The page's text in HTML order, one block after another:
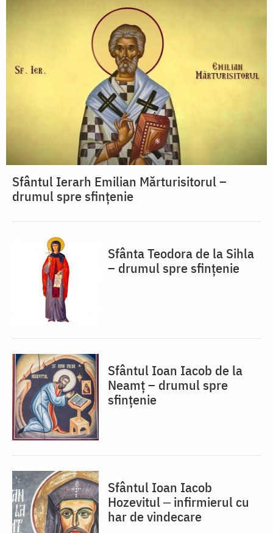
Sfântul Ierarh Emilian Mărturisitorul –
drumul spre sfințenie
Sfânta Teodora de la Sihla
– drumul spre sfințenie
Sfântul Ioan Iacob de la
Neamț – drumul spre
sfințenie
Sfântul Ioan Iacob
Hozevitul ‒ infirmierul cu
har de vindecare